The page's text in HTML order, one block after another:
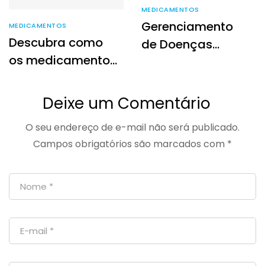
MEDICAMENTOS
Descubra como
os medicamentos
melhorar sua
qualidade de
vida
MEDICAMENTOS
Gerenciamento
de Doenças
Alto Custo
Deixe um Comentário
O seu endereço de e-mail não será publicado.
Campos obrigatórios são marcados com *